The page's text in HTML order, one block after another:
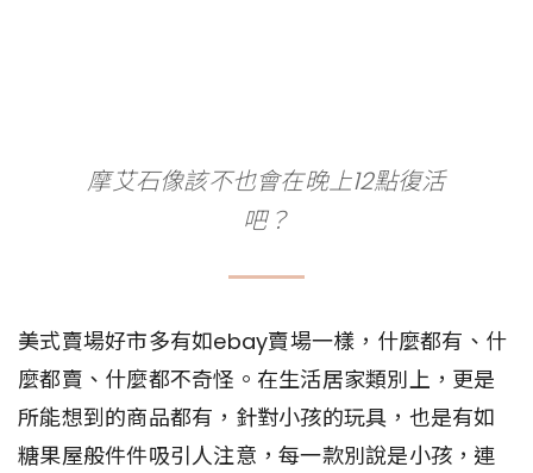
摩艾石像該不也會在晚上12點復活
吧？
美式賣場好市多有如ebay賣場一樣，什麼都有、什
麼都賣、什麼都不奇怪。在生活居家類別上，更是
所能想到的商品都有，針對小孩的玩具，也是有如
糖果屋般件件吸引人注意，每一款別說是小孩，連